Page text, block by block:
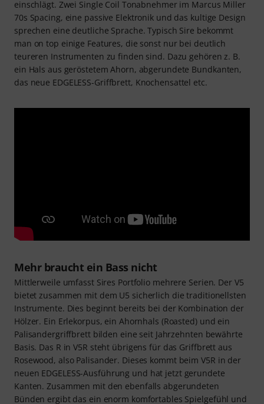
einschlägt. Zwei Single Coil Tonabnehmer im Marcus Miller
70s Spacing, eine passive Elektronik und das kultige Design
sprechen eine deutliche Sprache. Typisch Sire bekommt
man on top einige Features, die sonst nur bei deutlich
teureren Instrumenten zu finden sind. Dazu gehören z. B.
ein Hals aus geröstetem Ahorn, abgerundete Bundkanten,
das neue EDGELESS-Griffbrett, Knochensattel etc.
Mehr braucht ein Bass nicht
Mittlerweile umfasst Sires Portfolio mehrere Serien. Der V5
bietet zusammen mit dem U5 sicherlich die traditionellsten
Instrumente. Dies beginnt bereits bei der Kombination der
Hölzer. Ein Erlekorpus, ein Ahornhals (Roasted) und ein
Palisandergriffbrett bilden eine seit Jahrzehnten bewährte
Basis. Das R in V5R steht übrigens für das Griffbrett aus
Rosewood, also Palisander. Dieses kommt beim V5R in der
neuen EDGELESS-Ausführung und hat jetzt gerundete
Kanten. Zusammen mit den ebenfalls abgerundeten
Bünden ergibt das ein enorm komfortables Spielgefühl und